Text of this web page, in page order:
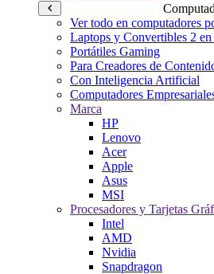
Ver todo en computadores
Laptops y Convertibles 2 en
Portátiles Gaming
Para Creadores de
Con Inteligencia Artificial
Computadores
Marca
HP
Lenovo
Acer
Apple
Asus
MSI
Procesadores y Tarjetas
Intel
AMD
Nvidia
Snapdragon